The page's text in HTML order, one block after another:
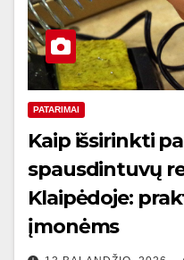
PATARIMAI
Kaip išsirinkti
spausdintuvų
Klaipėdoje:
įmonėms